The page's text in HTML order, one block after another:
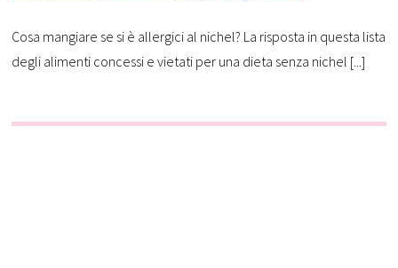
Cosa mangiare se si è allergici al nichel? La risposta in questa lista
degli alimenti concessi e vietati per una dieta senza nichel [...]